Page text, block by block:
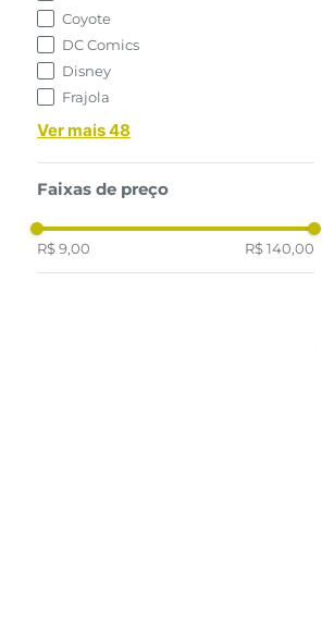
Coyote
DC Comics
Disney
Frajola
Ver mais 48
Faixas de preço
R$ 9,00 R$ 140,00